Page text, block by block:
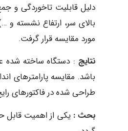
دلیل قابلیت تاخوردگی و
مورد مقایسه قرار گرفت.
نتایج : دستگاه ساخته شده
باشد. مقایسه پارامترهای
طراحی شده در فاکتورهای رایج آنتروپومتر 5/1% خطا دارد که این خطا در طراحی و
بحث : یکی از اهمیت قابل